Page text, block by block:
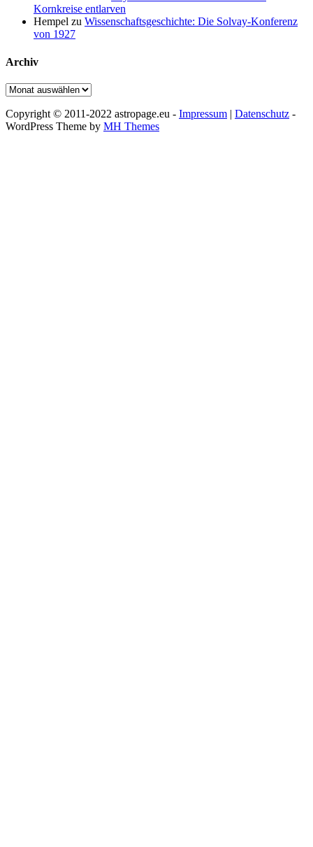
Kornkreise entlarven
Hempel zu Wissenschaftsgeschichte: Die Solvay-Konferenz
von 1927
Archiv
Archiv
Copyright © 2011-2022 astropage.eu - Impressum | Datenschutz -
WordPress Theme by MH Themes